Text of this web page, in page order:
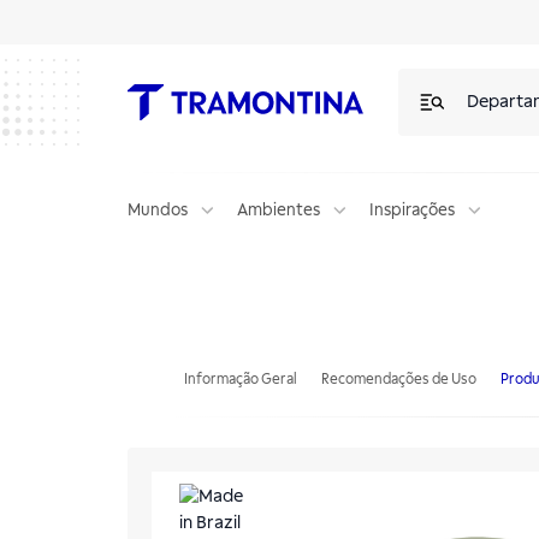
Mundos Ambientes Inspirações
Informação Geral Recomendações de Uso